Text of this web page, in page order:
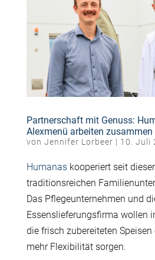
Partnerschaft mit Genuss:
Alexmenü arbeiten zusammen
von Jennifer Lorbeer | 10. Juli
Humanaskooperiert seit
traditionsreichen
Das Pflegeunternehmen und
Essenslieferungsfirma wollen
die frisch zubereiteten
mehr Flexibilität sorgen.